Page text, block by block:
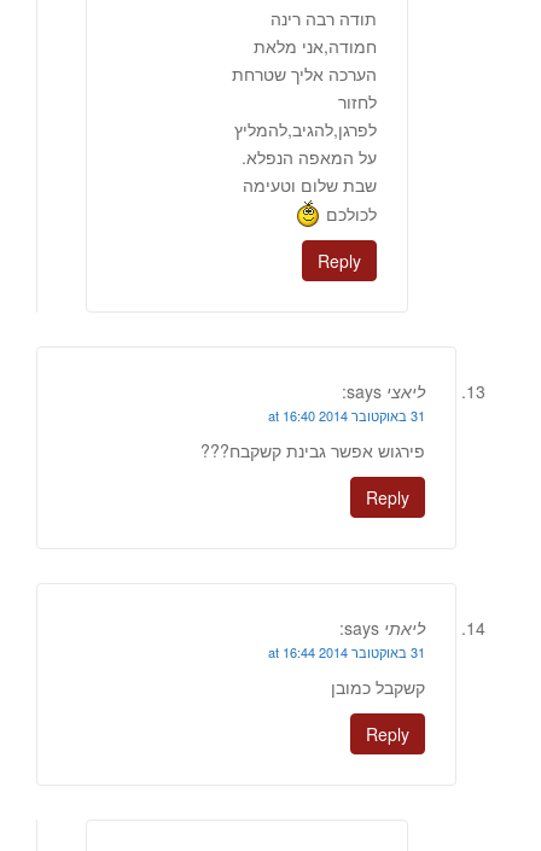
תודה רבה רינה
חמודה,אני מלאת
הערכה אליך שטרחת
לחזור
לפרגן,להגיב,להמליץ
על המאפה הנפלא.
שבת שלום וטעימה
לכולכם
Reply
ליאצי says:
31 באוקטובר 2014 at 16:40
פירגוש אפשר גבינת קשקבח???
Reply
ליאתי says:
31 באוקטובר 2014 at 16:44
קשקבל כמובן
Reply